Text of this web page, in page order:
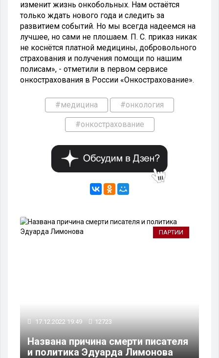
изменит жизнь онкобольных. Нам остаётся
только ждать нового года и следить за
развитием событий. Но мы всегда надеемся на
лучшее, но сами не плошаем. П. С. приказ никак
не коснётся платной медицины, добровольного
страхования и получения помощи по нашим
полисам», - отметили в первом сервисе
онкострахования в России «Онкострахование».
#медицина #онкология
#онкострахование
ПАРТИИ
17.12.2022 19:49 12723
Названа причина смерти писателя
и политика Эдуарда Лимонова